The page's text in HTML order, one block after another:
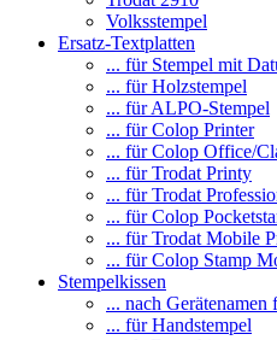
Volksstempel
Ersatz-Textplatten
... für Stempel mit
... für Holzstempel
... für ALPO-Stempel
... für Colop Printer
... für Colop Office/
... für Trodat Printy
... für Trodat
... für Colop
... für Trodat Mobile
... für Colop Stamp
Stempelkissen
... nach Gerätenamen
... für Handstempel